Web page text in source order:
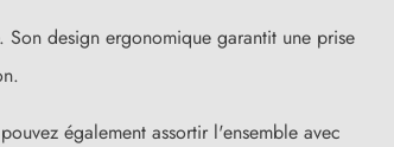
design ergonomique garantit une prise
également assortir l'ensemble avec